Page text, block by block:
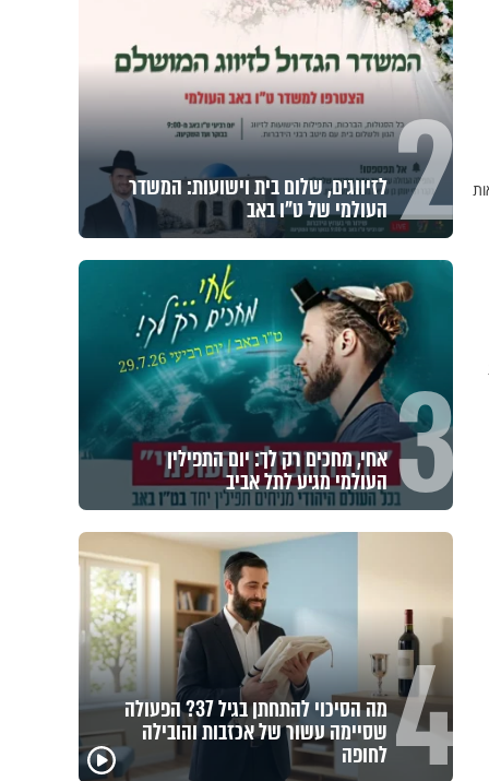
2 לזיווגים, שלום בית וישועות: המשדר
העולמי של ט"ו באב
3 אחי, מחכים רק לך: יום התפילין
העולמי מגיע לתל אביב
4 מה הסיכוי להתחתן בגיל 37? הפעולה
שסיימה עשור של אכזבות והובילה
לחופה